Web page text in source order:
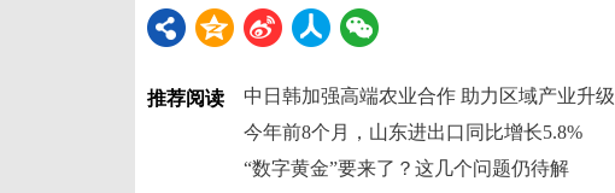
推荐阅读
中日韩加强高端农业合作 助力区域产业升级
今年前8个月，山东进出口同比增长5.8%
“数字黄金”要来了？这几个问题仍待解